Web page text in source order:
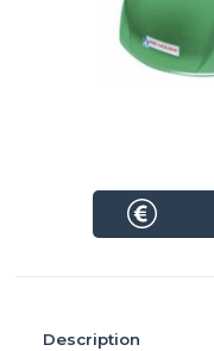
Description